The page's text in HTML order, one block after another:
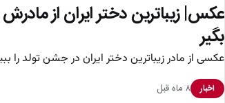
عکس| زیباترین دختر ایران از
بگیر
عکسی از مادر زیباترین دختر ایران در جشن تولد را
اخبار ۸ ماه قبل